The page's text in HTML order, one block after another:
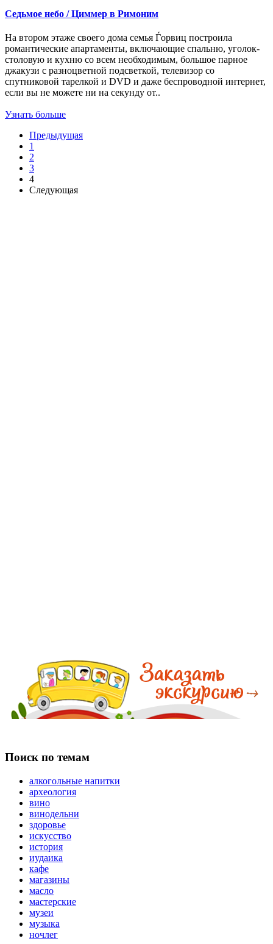
Седьмое небо / Циммер в Римоним
На втором этаже своего дома семья Ѓорвиц построила
романтические апартаменты, включающие спальню, уголок-
столовую и кухню со всем необходимым, большое парное
джакузи с разноцветной подсветкой, телевизор со
спутниковой тарелкой и DVD и даже беспроводной интернет,
если вы не можете ни на секунду от..
Узнать больше
Предыдущая
1
2
3
4
Следующая
Поиск по темам
алкогольные напитки
археология
вино
винодельни
здоровье
искусство
история
иудаика
кафе
магазины
масло
мастерские
музеи
музыка
ночлег